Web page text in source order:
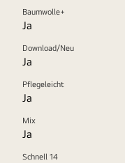
Baumwolle+
Ja
Download/Neu
Ja
Pflegeleicht
Ja
Mix
Ja
Schnell 14